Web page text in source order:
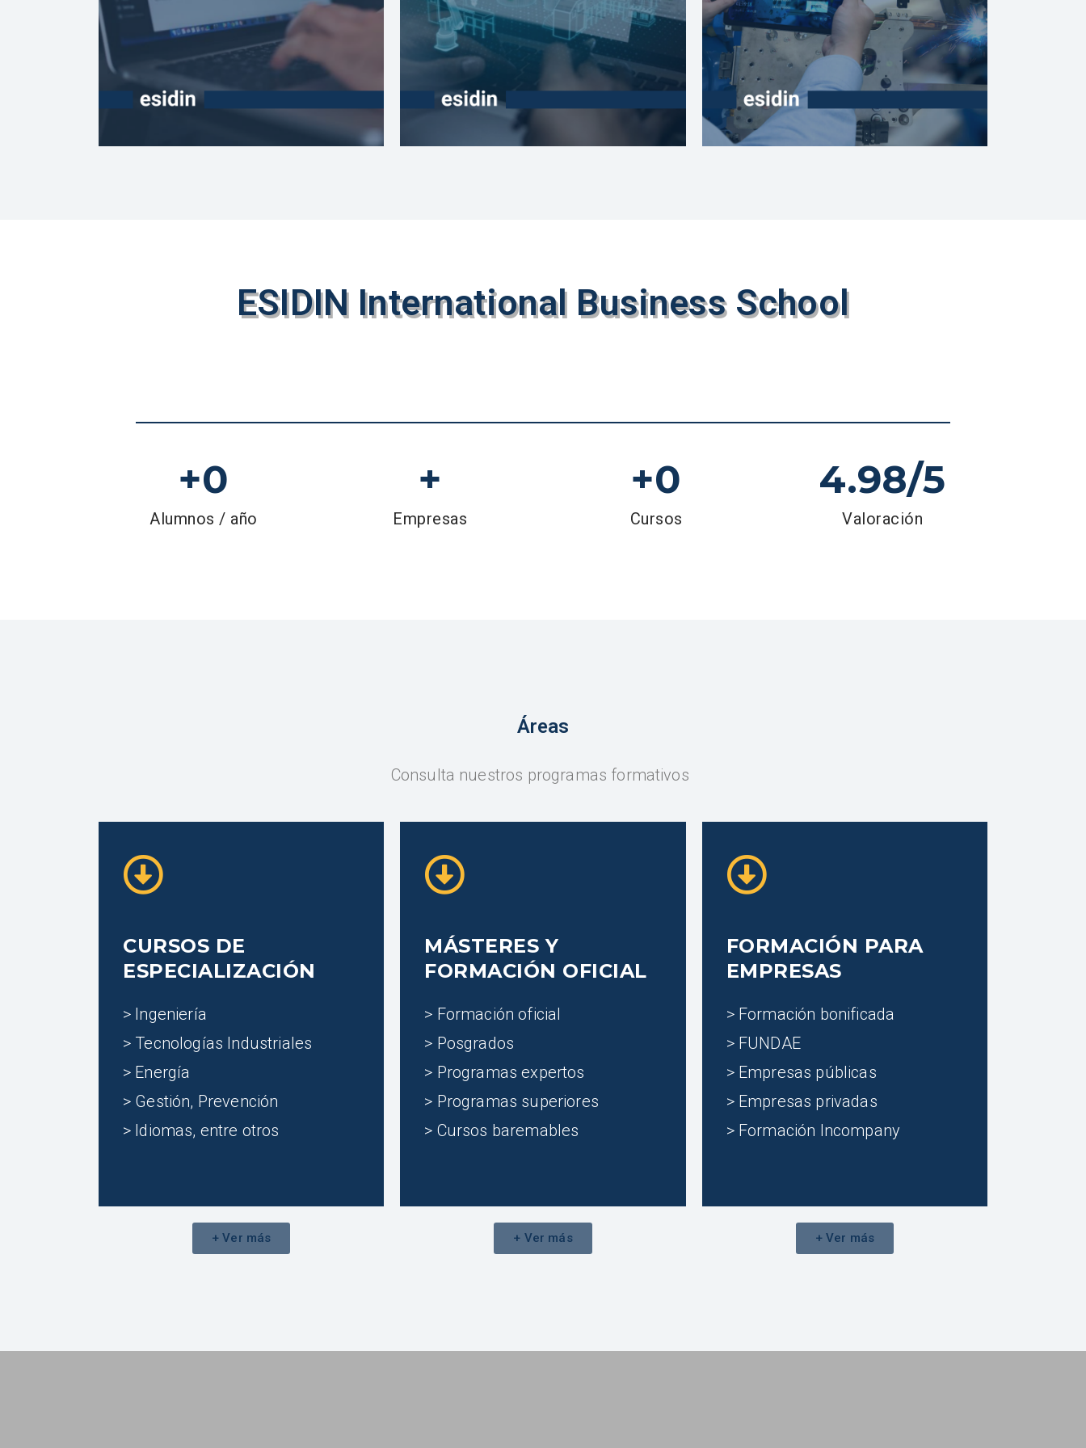
ESIDIN International Business School
Alumnos / año
+0
Empresas
+
Cursos
+0
Valoración
4.98/5
Áreas
Consulta nuestros programas formativos
CURSOS DE
ESPECIALIZACIÓN
> Ingeniería
> Tecnologías Industriales
> Energía
> Gestión, Prevención
> Idiomas, entre otros
+ Ver más
MÁSTERES Y
FORMACIÓN OFICIAL
> Formación oficial
> Posgrados
> Programas expertos
> Programas superiores
> Cursos baremables
+ Ver más
FORMACIÓN PARA
EMPRESAS
> Formación bonificada
> FUNDAE
> Empresas públicas
> Empresas privadas
> Formación Incompany
+ Ver más